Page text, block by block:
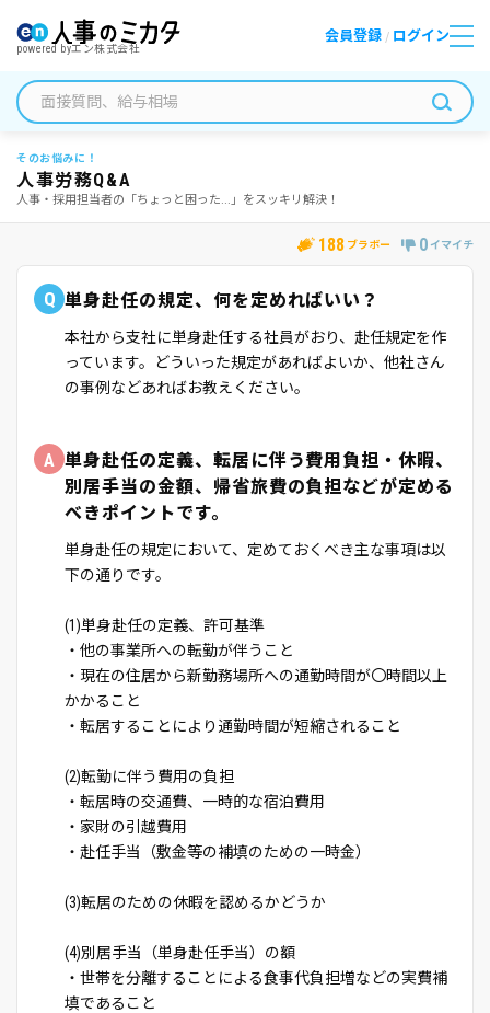
powered byエン株式会社
会員登録 / ログイン
そのお悩みに！
人事労務Q&A
人事・採用担当者の「ちょっと困った...」をスッキリ解決！
188 ブラボー 0 イマイチ
Q 単身赴任の規定、何を定めればいい？
本社から支社に単身赴任する社員がおり、赴任規定を作
っています。どういった規定があればよいか、他社さん
の事例などあればお教えください。
A 単身赴任の定義、転居に伴う費用負担・休暇、
別居手当の金額、帰省旅費の負担などが定める
べきポイントです。
単身赴任の規定において、定めておくべき主な事項は以
下の通りです。
(1)単身赴任の定義、許可基準
・他の事業所への転勤が伴うこと
・現在の住居から新勤務場所への通勤時間が〇時間以上
かかること
・転居することにより通勤時間が短縮されること
(2)転勤に伴う費用の負担
・転居時の交通費、一時的な宿泊費用
・家財の引越費用
・赴任手当（敷金等の補填のための一時金）
(3)転居のための休暇を認めるかどうか
(4)別居手当（単身赴任手当）の額
・世帯を分離することによる食事代負担増などの実費補
填であること